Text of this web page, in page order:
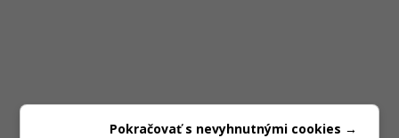
Pokračovať s nevyhnutnými cookies →